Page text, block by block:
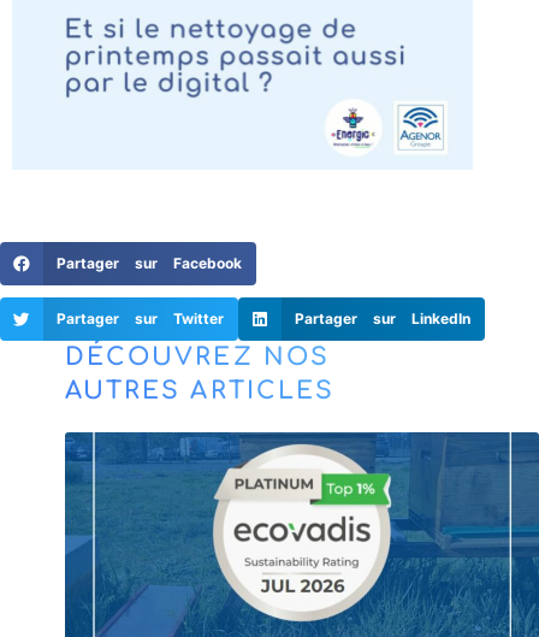
Partager sur Facebook
Partager sur Twitter Partager sur LinkedIn
DÉCOUVREZ NOS
AUTRES ARTICLES